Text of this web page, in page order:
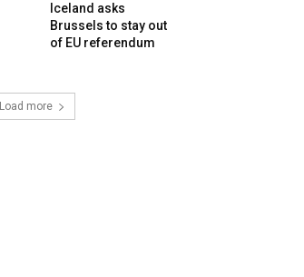
Iceland asks
Brussels to stay out
of EU referendum
Load more